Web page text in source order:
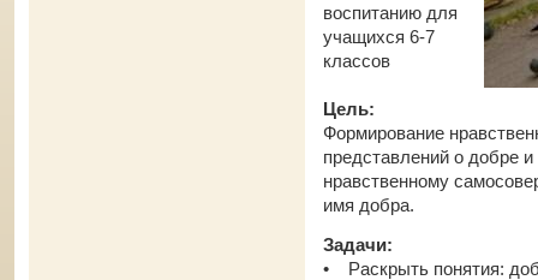
воспитанию для
учащихся 6-7
классов
Цель:
Формирование
представлений о добре
нравственному
имя добра.
Задачи:
• Раскрыть понятия: